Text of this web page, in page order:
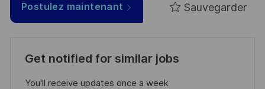
Postulez maintenant Sauvegarder
Get notified for similar jobs
You'll receive updates once a week